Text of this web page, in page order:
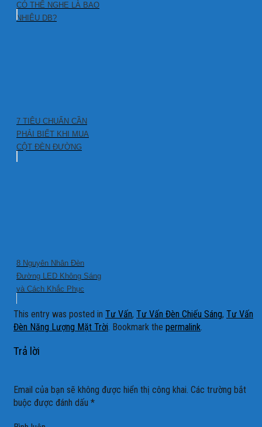
CÓ THỂ NGHE LÀ BAO
NHIÊU DB?
7 TIÊU CHUẨN CẦN
PHẢI BIẾT KHI MUA
CỘT ĐÈN ĐƯỜNG
8 Nguyên Nhân Đèn
Đường LED Không Sáng
và Cách Khắc Phục
This entry was posted in Tư Vấn, Tư Vấn Đèn Chiếu Sáng, Tư Vấn
Đèn Năng Lượng Mặt Trời. Bookmark the permalink.
Trả lời
Email của bạn sẽ không được hiển thị công khai. Các trường bắt
buộc được đánh dấu *